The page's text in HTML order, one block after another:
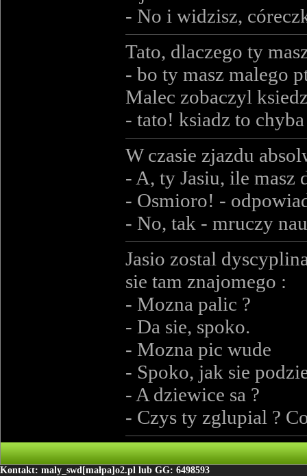
- No i widzisz,
Tato, dlaczego ty
- bo ty masz malego
Malec zobaczyl
- tato! ksiadz to
W czasie zjazdu
- A, ty Jasiu, ile masz
- Osmioro! -
- No, tak - mruczy
Jasio zostal
sie tam znajomego :
- Mozna palic ?
- Da sie, spoko.
- Mozna pic wude
- Spoko, jak sie
- A dziewice sa ?
- Czys ty zglupial ?
Kontakt: maly_swd[małpa]o2.pl lub GG: 6498593